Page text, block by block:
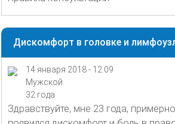
Дискомфорт в головке и
14 января 2018 - 12:09
Мужской
32 года
Здравствуйте, мне 23 года,